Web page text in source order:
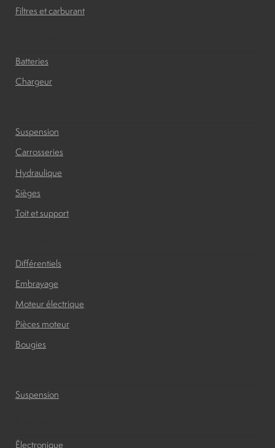
Filtres et carburant
Batteries
Chargeur
Suspension
Carrosseries
Hydraulique
Sièges
Toit et support
Différentiels
Embrayage
Moteur électrique
Pièces moteur
Bougies
Suspension
Électronique